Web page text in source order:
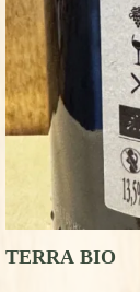
TERRA BIO